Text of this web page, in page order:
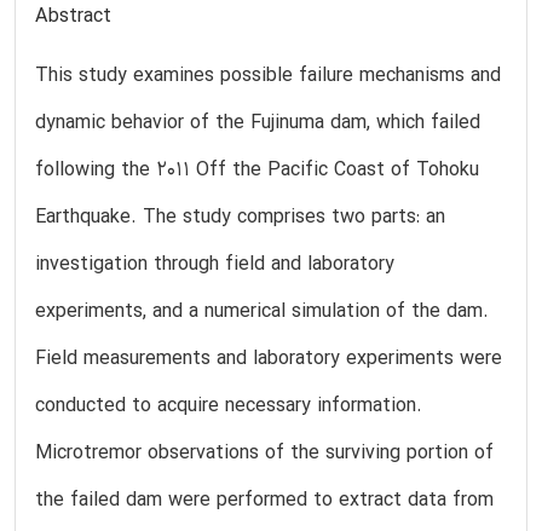
Abstract
This study examines possible failure mechanisms and
dynamic behavior of the Fujinuma dam, which failed
following the 2011 Off the Pacific Coast of Tohoku
Earthquake. The study comprises two parts: an
investigation through field and laboratory
experiments, and a numerical simulation of the dam.
Field measurements and laboratory experiments were
conducted to acquire necessary information.
Microtremor observations of the surviving portion of
the failed dam were performed to extract data from